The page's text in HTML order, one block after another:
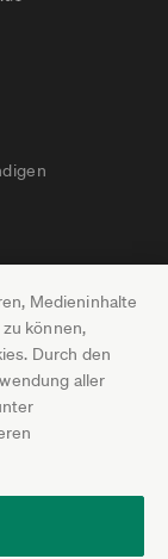
Medieninhalte
können,
Durch den
aller